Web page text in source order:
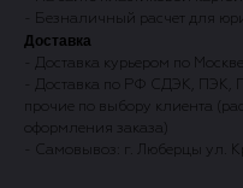
- Безналичный расчет для
Доставка
- Доставка курьером по
- Доставка по РФ СДЭК, ПЭК,
прочие по выбору клиента
оформления заказа)
- Самовывоз: г. Люберцы ул.